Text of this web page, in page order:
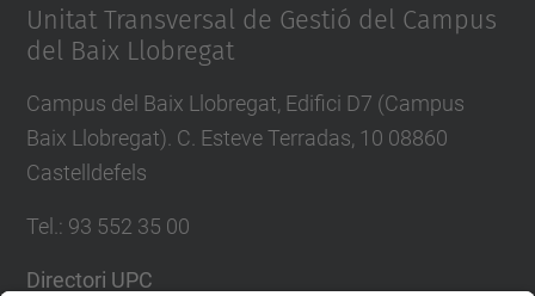
Unitat Transversal de Gestió del Campus
del Baix Llobregat
Campus del Baix Llobregat, Edifici D7 (Campus
Baix Llobregat). C. Esteve Terradas, 10 08860
Castelldefels
Tel. : 93 552 35 00
Directori UPC